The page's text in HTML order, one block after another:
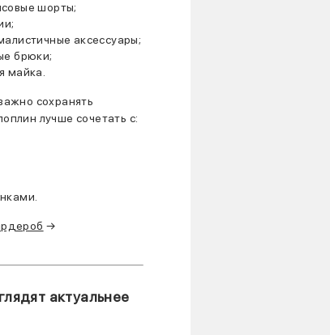
шорты;
аксессуары;
брюки;
майка.
сохранять
лучше сочетать с:
→
актуальнее